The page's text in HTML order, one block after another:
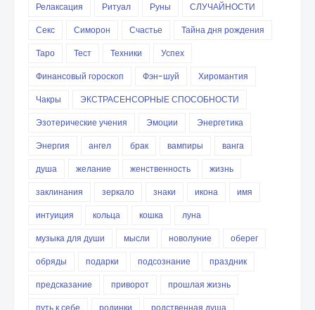
Релаксация
Ритуал Руны
СЛУЧАЙНОСТИ
Секс
Симорон Счастье
Тайна дня рождения
Таро
Тест Техники
Успех
Финансовый гороскоп
Фэн-шуй
Хиромантия
Чакры
ЭКСТРАСЕНСОРНЫЕ СПОСОБНОСТИ
Эзотерические учения
Эмоции
Энергетика
Энергия
ангел брак вампиры
ванга
душа
желание женственность
жизнь
заклинания
зеркало знаки икона
имя
интуиция
кольца кошка
луна
музыка для души
мысли новолуние
оберег
обряды
подарки подсознание
праздник
предсказание
приворот
прошлая жизнь
путь к себе
родинки
родственная душа